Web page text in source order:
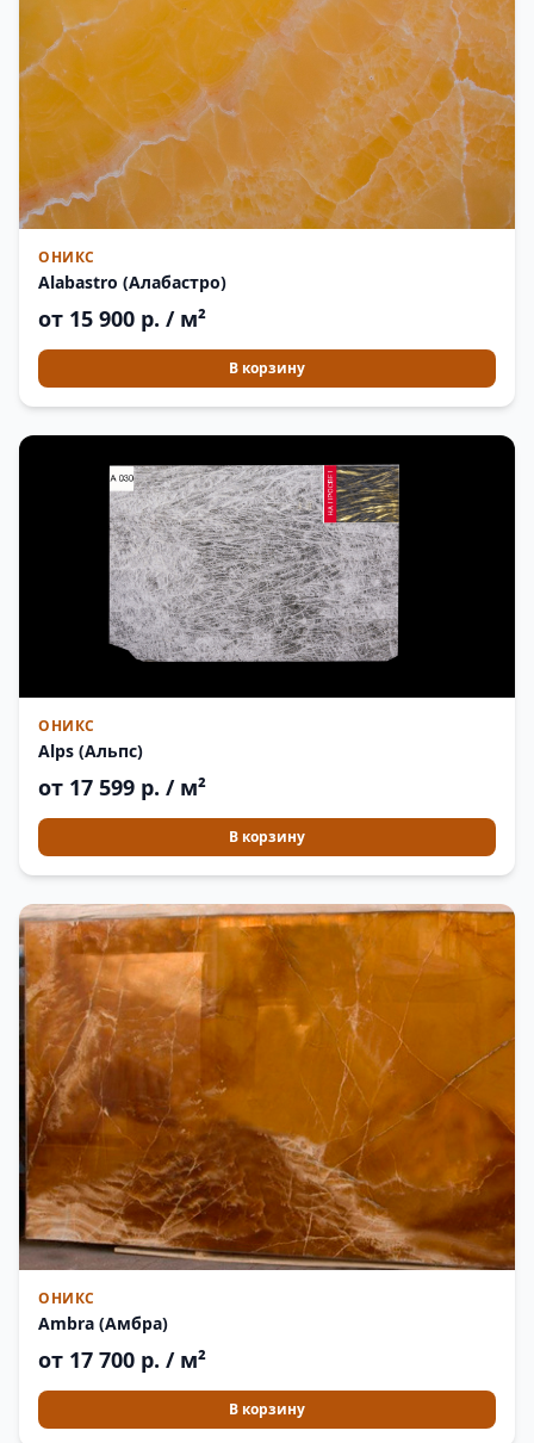
ОНИКС
Alabastro (Алабастро)
от 15 900 р. / м²
В корзину
ОНИКС
Alps (Альпс)
от 17 599 р. / м²
В корзину
ОНИКС
Ambra (Амбра)
от 17 700 р. / м²
В корзину